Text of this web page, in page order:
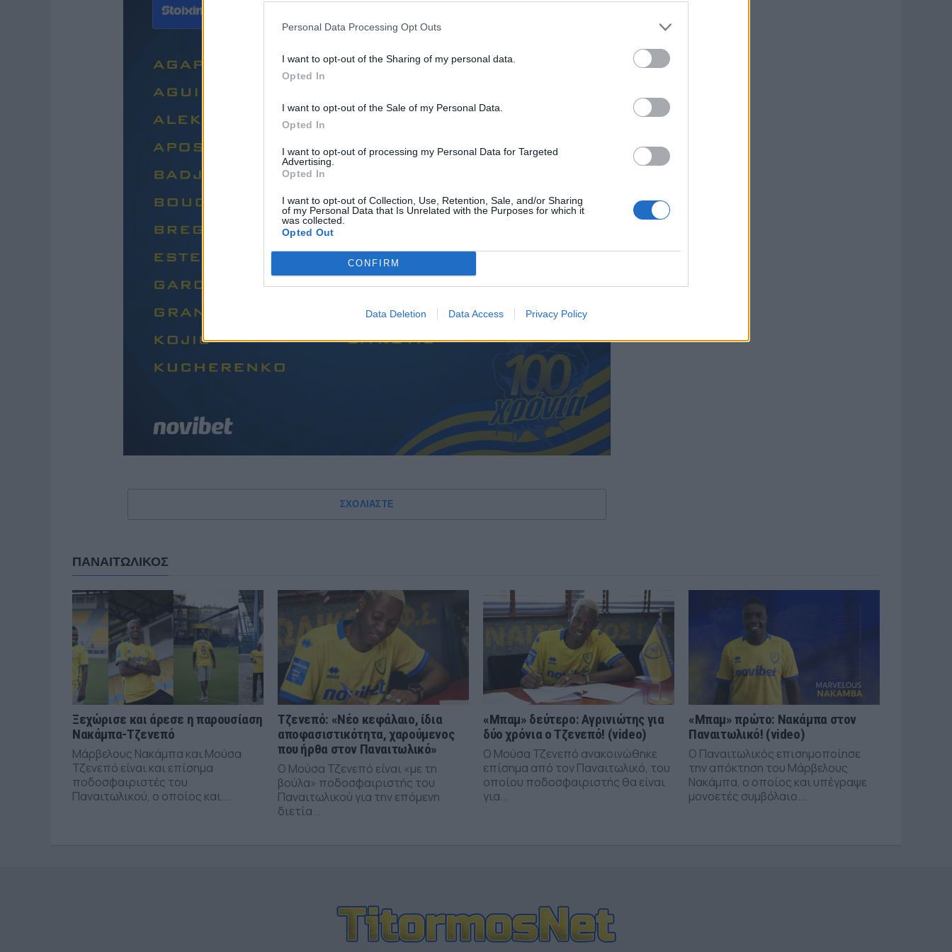
Personal Data Processing Opt Outs
I want to opt-out of the Sharing of my personal data.
Opted In
I want to opt-out of the Sale of my Personal Data.
Opted In
I want to opt-out of processing my Personal Data for Targeted
Advertising.
Opted In
I want to opt-out of Collection, Use, Retention, Sale, and/or Sharing
of my Personal Data that Is Unrelated with the Purposes for which it
was collected.
Opted Out
CONFIRM
Data Deletion Data Access Privacy Policy
ΣΧΟΛΙΑΣΤΕ
ΠΑΝΑΙΤΩΛΙΚΟΣ
Ξεχώρισε και άρεσε η παρουσίαση
Νακάμπα-Τζενεπό
Μάρβελους Νακάμπα και Μούσα
Τζενεπό είναι και επίσημα
ποδοσφαιριστές του
Παναιτωλικού, ο οποίος και...
Τζενεπό: «Νέο κεφάλαιο, ίδια
αποφασιστικότητα, χαρούμενος
που ήρθα στον Παναιτωλικό»
Ο Μούσα Τζενεπό είναι «με τη
βούλα» ποδοσφαιριστής του
Παναιτωλικού για την επόμενη
διετία...
«Μπαμ» δεύτερο: Αγρινιώτης για
δύο χρόνια ο Τζενεπό! (video)
Ο Μούσα Τζενεπό ανακοινώθηκε
επίσημα από τον Παναιτωλικό, του
οποίου ποδοσφαιριστής θα είναι
για...
«Μπαμ» πρώτο: Νακάμπα στον
Παναιτωλικό! (video)
Ο Παναιτωλικός επισημοποίησε
την απόκτηση του Μάρβελους
Νακάμπα, ο οποίος και υπέγραψε
μονοετές συμβόλαιο...